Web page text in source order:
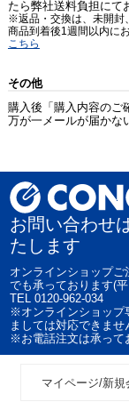
たら弊社送料負担にて
※返品・交換は、未開封
商品到着後1週間以内に
こちら
その他
購入後「購入内容のご
万が一メールが届かな
お問い合わせ
たします
オンラインショップ
でも承っております(
TEL 0120-962-034
※オンラインショップ
ましては対応できませ
※お電話注文は承って
マイページ/新規